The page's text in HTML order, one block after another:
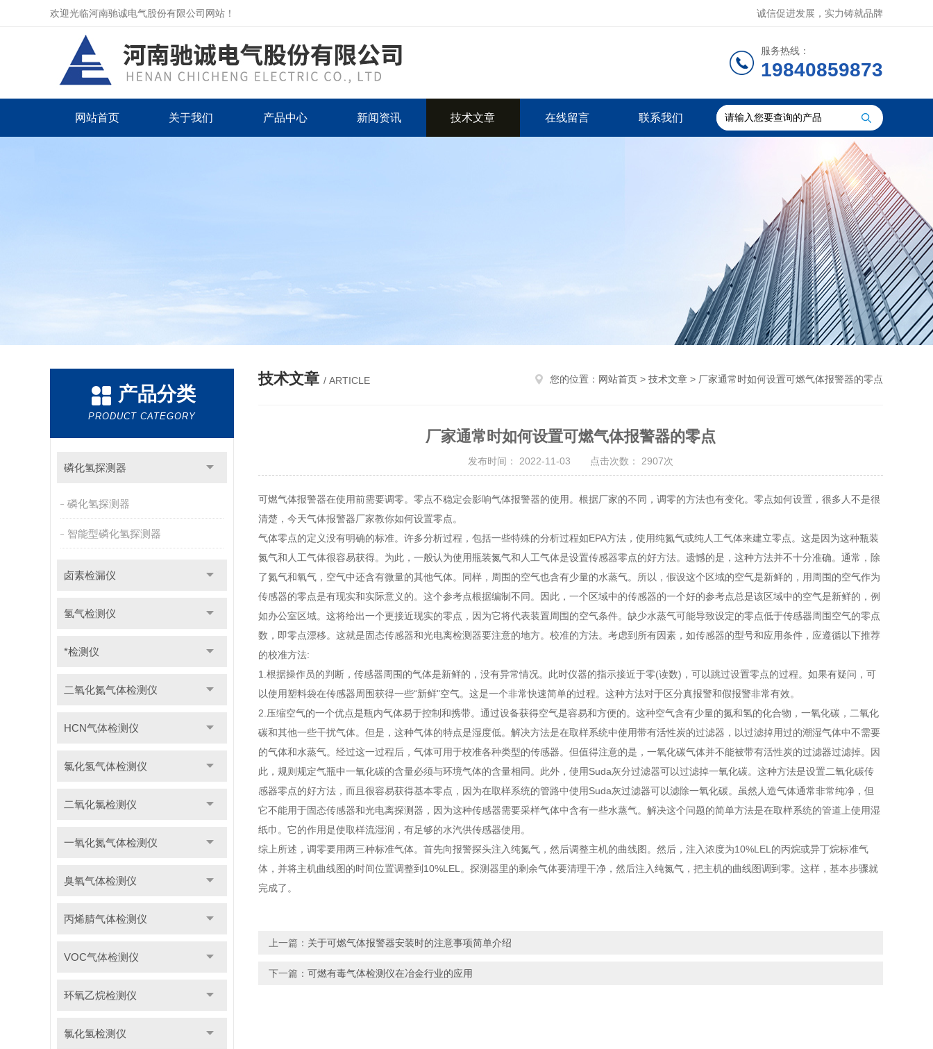
欢迎光临河南驰诚电气股份有限公司网站！ 诚信促进发展，实力铸就品牌
服务热线：
19840859873
网站首页 关于我们 产品中心 新闻资讯 技术文章 在线留言 联系我们
产品分类
PRODUCT CATEGORY
磷化氢探测器
磷化氢探测器
智能型磷化氢探测器
卤素检漏仪
氢气检测仪
*检测仪
二氧化氮气体检测仪
HCN气体检测仪
氯化氢气体检测仪
二氧化氯检测仪
一氧化氮气体检测仪
臭氧气体检测仪
丙烯腈气体检测仪
VOC气体检测仪
环氧乙烷检测仪
氯化氢检测仪
技术文章 / ARTICLE 您的位置： 网站首页 > 技术文章 > 厂家通常时如何设置可燃气体报警器的零点
厂家通常时如何设置可燃气体报警器的零点
发布时间： 2022-11-03 点击次数： 2907次
可燃气体报警器在使用前需要调零。零点不稳定会影响气体报警器的使用。根据厂家的不同，调零的方法也有变化。零点如何设置，很多人不是很
清楚，今天气体报警器厂家教你如何设置零点。
气体零点的定义没有明确的标准。许多分析过程，包括一些特殊的分析过程如EPA方法，使用纯氮气或纯人工气体来建立零点。这是因为这种瓶装
氮气和人工气体很容易获得。为此，一般认为使用瓶装氮气和人工气体是设置传感器零点的好方法。遗憾的是，这种方法并不十分准确。通常，除
了氮气和氧气，空气中还含有微量的其他气体。同样，周围的空气也含有少量的水蒸气。所以，假设这个区域的空气是新鲜的，用周围的空气作为
传感器的零点是有现实和实际意义的。这个参考点根据编制不同。因此，一个区域中的传感器的一个好的参考点总是该区域中的空气是新鲜的，例
如办公室区域。这将给出一个更接近现实的零点，因为它将代表装置周围的空气条件。缺少水蒸气可能导致设定的零点低于传感器周围空气的零点
数，即零点漂移。这就是固态传感器和光电离检测器要注意的地方。校准的方法。考虑到所有因素，如传感器的型号和应用条件，应遵循以下推荐
的校准方法:
1.根据操作员的判断，传感器周围的气体是新鲜的，没有异常情况。此时仪器的指示接近于零(读数)，可以跳过设置零点的过程。如果有疑问，可
以使用塑料袋在传感器周围获得一些“新鲜"空气。这是一个非常快速简单的过程。这种方法对于区分真报警和假报警非常有效。
2.压缩空气的一个优点是瓶内气体易于控制和携带。通过设备获得空气是容易和方便的。这种空气含有少量的氮和氢的化合物，一氧化碳，二氧化
碳和其他一些干扰气体。但是，这种气体的特点是湿度低。解决方法是在取样系统中使用带有活性炭的过滤器，以过滤掉用过的潮湿气体中不需要
的气体和水蒸气。经过这一过程后，气体可用于校准各种类型的传感器。但值得注意的是，一氧化碳气体并不能被带有活性炭的过滤器过滤掉。因
此，规则规定气瓶中一氧化碳的含量必须与环境气体的含量相同。此外，使用Suda灰分过滤器可以过滤掉一氧化碳。这种方法是设置二氧化碳传
感器零点的好方法，而且很容易获得基本零点，因为在取样系统的管路中使用Suda灰过滤器可以滤除一氧化碳。虽然人造气体通常非常纯净，但
它不能用于固态传感器和光电离探测器，因为这种传感器需要采样气体中含有一些水蒸气。解决这个问题的简单方法是在取样系统的管道上使用湿
纸巾。它的作用是使取样流湿润，有足够的水汽供传感器使用。
综上所述，调零要用两三种标准气体。首先向报警探头注入纯氮气，然后调整主机的曲线图。然后，注入浓度为10%LEL的丙烷或异丁烷标准气
体，并将主机曲线图的时间位置调整到10%LEL。探测器里的剩余气体要清理干净，然后注入纯氮气，把主机的曲线图调到零。这样，基本步骤就
完成了。
上一篇： 关于可燃气体报警器安装时的注意事项简单介绍
下一篇： 可燃有毒气体检测仪在冶金行业的应用